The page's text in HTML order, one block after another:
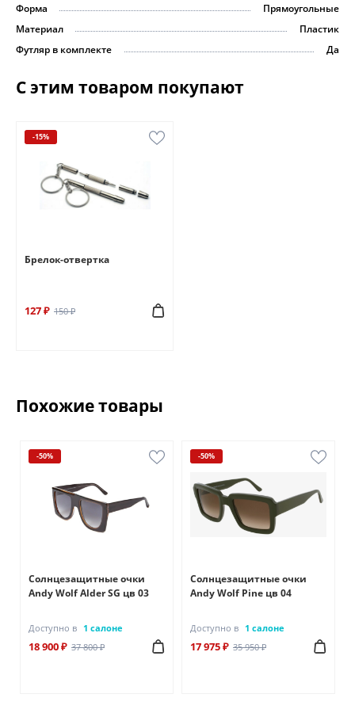
Форма
Прямоугольные
Материал
Пластик
Футляр в комплекте
Да
С этим товаром покупают
-15%
Брелок-отвертка
127 ₽ 150 ₽
Похожие товары
-50%
Солнцезащитные очки
Andy Wolf Alder SG цв 03
Доступно в 1 салоне
18 900 ₽ 37 800 ₽
-50%
Солнцезащитные очки
Andy Wolf Pine цв 04
Доступно в 1 салоне
17 975 ₽ 35 950 ₽